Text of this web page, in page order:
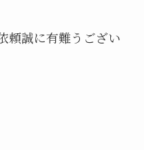
頼誠に有難うござい